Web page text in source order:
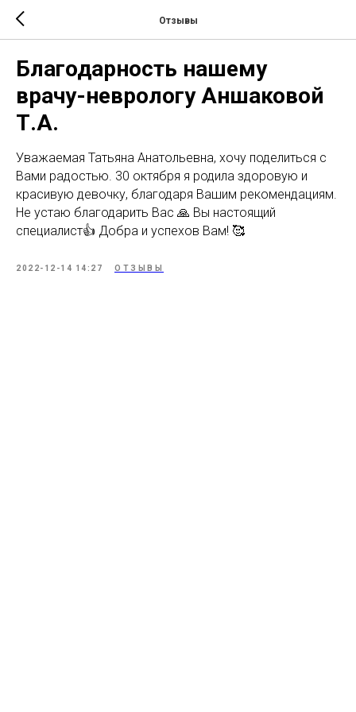
Отзывы
Благодарность нашему
врачу-неврологу Аншаковой
Т.А.
Уважаемая Татьяна Анатольевна, хочу поделиться с
Вами радостью. 30 октября я родила здоровую и
красивую девочку, благодаря Вашим рекомендациям.
Не устаю благодарить Вас 🙏 Вы настоящий
специалист👍 Добра и успехов Вам! 🥰
2022-12-14 14:27 ОТЗЫВЫ